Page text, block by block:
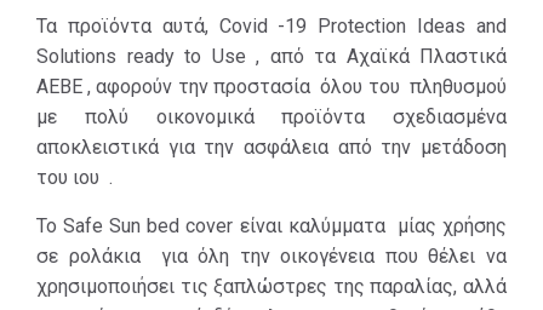
της παραλίας,
αλλά τους είναι
αρκετά δύσκολο
να τις καθαρίσει
κάθε φορά που
πλαστική θήκη
μίας χρήσης,
μπορεί να την
Τα προϊόντα αυτά, Covid -19 Protection Ideas and
Solutions ready to Use , από τα Αχαϊκά Πλαστικά
ΑΕΒΕ , αφορούν την προστασία όλου του πληθυσμού
με πολύ οικονομικά προϊόντα σχεδιασμένα
αποκλειστικά για την ασφάλεια από την μετάδοση
του ιου .
Το Safe Sun bed cover είναι καλύμματα μίας χρήσης
σε ρολάκια για όλη την οικογένεια που θέλει να
χρησιμοποιήσει τις ξαπλώστρες της παραλίας, αλλά